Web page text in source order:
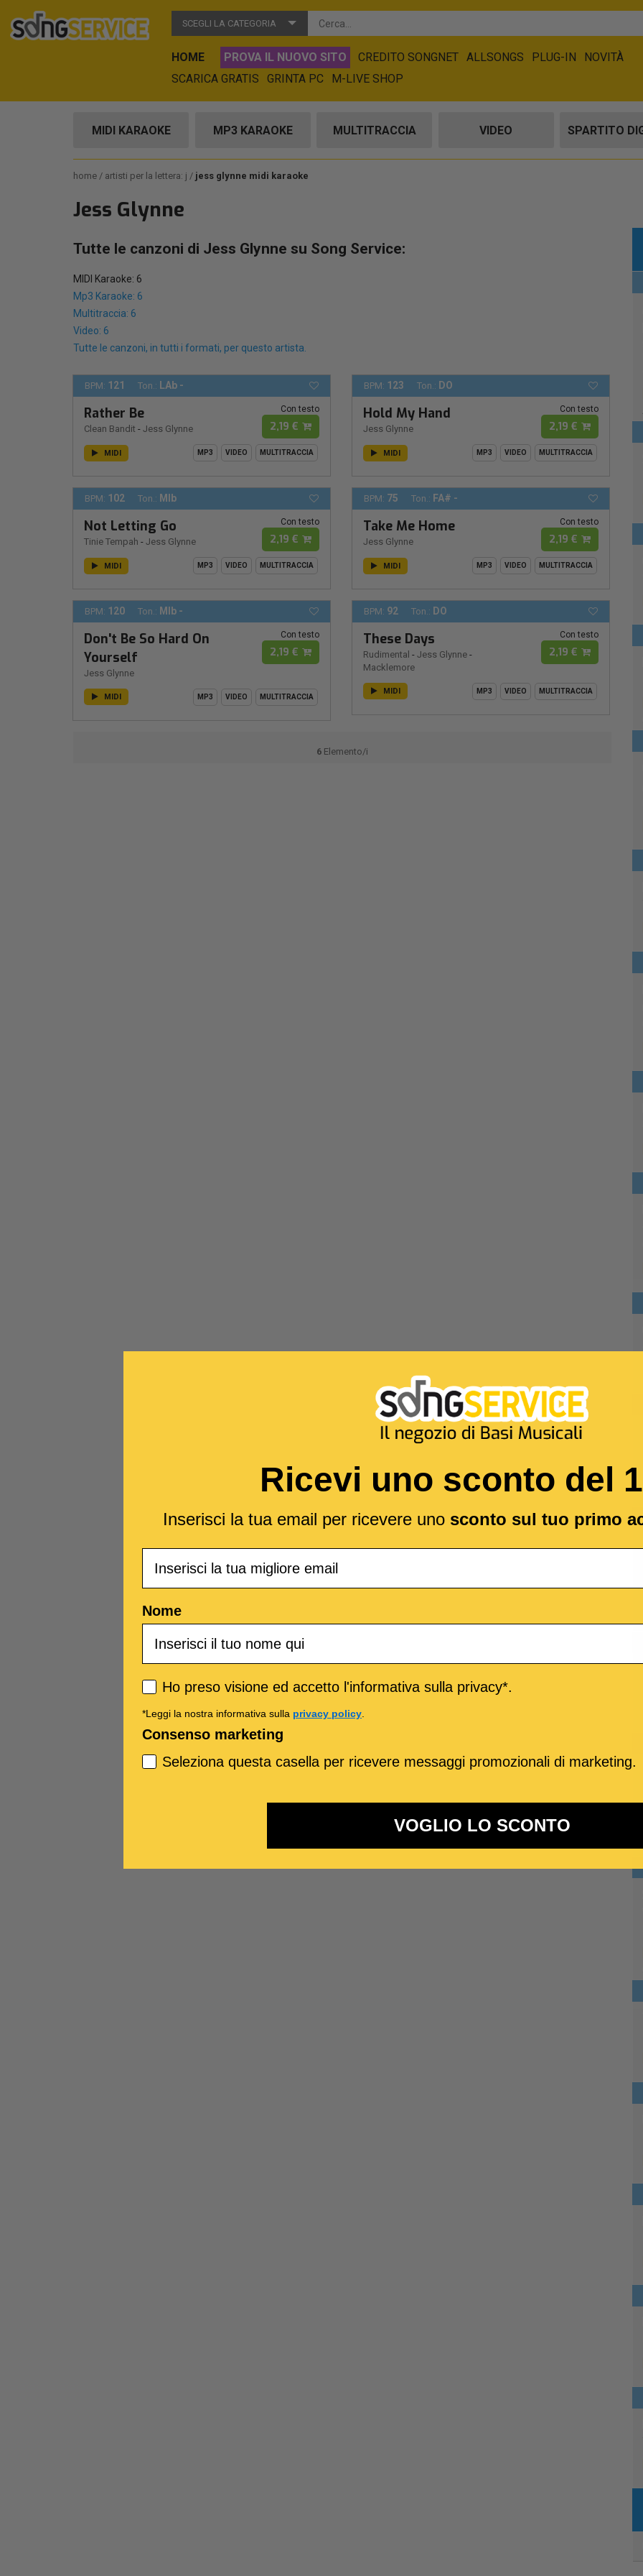
SCEGLI LA CATEGORIA
HOME PROVA IL NUOVO SITO CREDITO SONGNET ALLSONGS PLUG-IN
NOVITÀ
SCARICA GRATIS
GRINTA PC M-LIVE SHOP
MIDI KARAOKE MP3 KARAOKE MULTITRACCIA VIDEO SPARTITO
home artisti per la lettera: j jess glynne midi karaoke
Jess Glynne
Tutte le canzoni di Jess Glynne su Song Service:
MIDI Karaoke: 6
Mp3 Karaoke: 6
Multitraccia: 6
Video: 6
Tutte le canzoni, in tutti i formati, per questo artista.
BPM: 121 Ton.: LAb -
Rather Be
Clean Bandit - Jess Glynne
Con testo
2,19 €
MIDI MP3 VIDEO MULTITRACCIA
BPM: 123 Ton.: DO
Hold My Hand
Jess Glynne
Con testo
2,19 €
MIDI MP3 VIDEO MULTITRACCIA
BPM: 102 Ton.: MIb
Not Letting Go
Tinie Tempah - Jess Glynne
Con testo
2,19 €
MIDI MP3 VIDEO MULTITRACCIA
BPM: 75 Ton.: FA# -
Take Me Home
Jess Glynne
Con testo
2,19 €
MIDI MP3 VIDEO MULTITRACCIA
BPM: 120 Ton.: MIb -
Don't Be So Hard On
Yourself
Jess Glynne
Con testo
2,19 €
MIDI MP3 VIDEO MULTITRACCIA
BPM: 92 Ton.: DO
These Days
Rudimental - Jess Glynne -
Macklemore
Con testo
2,19 €
MIDI MP3 VIDEO MULTITRACCIA
6 Elemento/i
Ricevi uno sconto del
Inserisci la tua email per ricevere uno sconto sul tuo primo
Nome
Privacy policy
Ho preso visione ed accetto l'informativa sulla privacy*.
*Leggi la nostra informativa sulla privacy policy.
Consenso marketing
Seleziona questa casella per ricevere messaggi promozionali di marketing.
VOGLIO LO SCONTO